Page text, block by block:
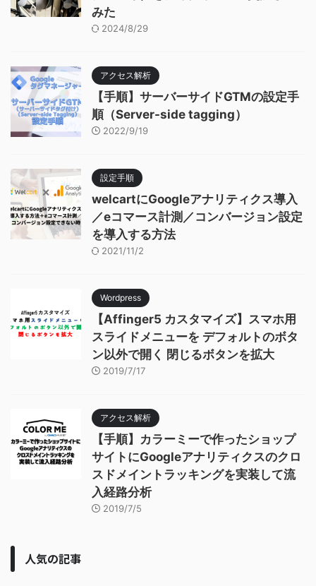
みた
2024/8/29
アクセス解析
【手順】サーバーサイドGTMの設定手
順（Server-side tagging）
2022/9/19
設定手順
welcartにGoogleアナリティクス導入
／eコマース計測／コンバージョン設定
を導入する方法
2021/11/2
Wordpress
【Affinger5 カスタマイズ】スマホ用
スライドメニューを デフォルトのボタ
ン以外で開く 閉じるボタンを拡大
2019/7/17
アクセス解析
【手順】カラーミーで作ったショップ
サイトにGoogleアナリティクスのクロ
スドメイントラッキングを実装して流
入経路分析
2019/7/5
人気の記事